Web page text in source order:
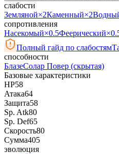
слабости
Земляной×2Каменный×2
сопротивления
Насекомый×0.5Феерический
Полный гайд по слабостям
способности
БлазеСолар Повер (скрытая)
Базовые характеристики
HP58
Атака64
Защита58
Sp. Atk80
Sp. Def65
Скорость80
Сумма405
эволюция